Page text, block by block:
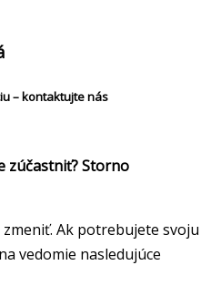
– kontaktujte nás
zúčastniť?Storno
Ak potrebujete svoju
vedomie nasledujúce